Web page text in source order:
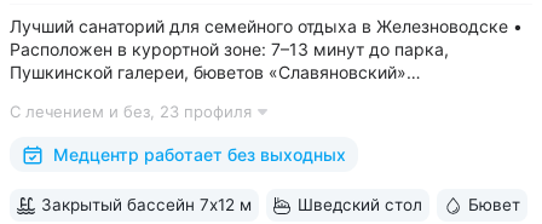
Лучший санаторий для семейного отдыха в Железноводске •
Расположен в курортной зоне: 7–13 минут до парка,
Пушкинской галереи, бюветов «Славяновский»
«Славяновская» • Все в одном здании: не нужно выходить
на улицу, чтобы получить лечение,...
С лечением и без, 23 профиля
Медцентр работает без выходных
Закрытый бассейн 7х12 м Шведский стол Бювет